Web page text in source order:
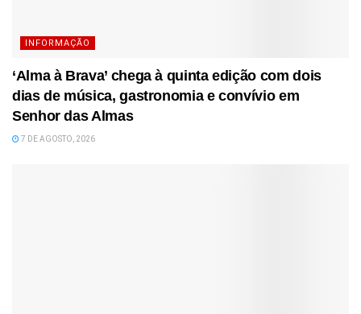
INFORMAÇÃO
‘Alma à Brava’ chega à quinta edição com dois
dias de música, gastronomia e convívio em
Senhor das Almas
7 DE AGOSTO, 2026